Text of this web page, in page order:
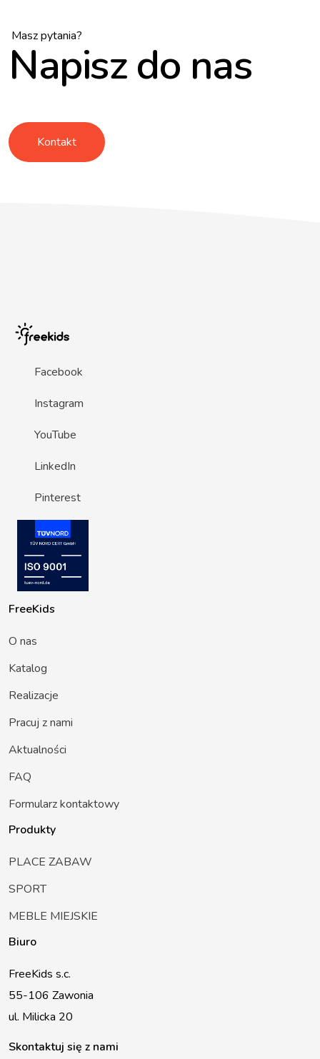
Masz pytania?
Napisz do nas
Kontakt
Facebook
Instagram
YouTube
LinkedIn
Pinterest
FreeKids
O nas
Katalog
Realizacje
Pracuj z nami
Aktualności
FAQ
Formularz kontaktowy
Produkty
PLACE ZABAW
SPORT
MEBLE MIEJSKIE
Biuro
FreeKids s.c.
55-106 Zawonia
ul. Milicka 20
Skontaktuj się z nami